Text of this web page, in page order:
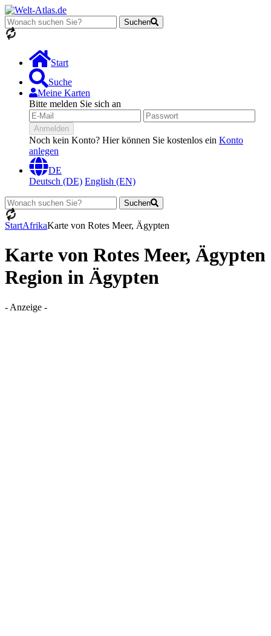
Suchen
Start
Suche
Meine Karten
Bitte melden Sie sich an
Anmelden
Noch kein Konto? Hier können Sie kostenlos ein Konto
anlegen
DE
Deutsch (DE) English (EN)
Suchen
StartAfrikaKarte von Rotes Meer, Ägypten
Karte von Rotes Meer, Ägypten
Region in Ägypten
- Anzeige -